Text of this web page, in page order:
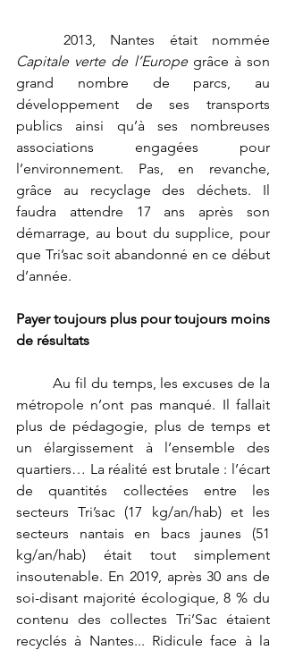
Capitale verte de l’Europe grâce à son
grand nombre de parcs, au
développement de ses transports
publics ainsi qu’à ses nombreuses
associations engagées pour
l’environnement. Pas, en revanche,
grâce au recyclage des déchets. Il
faudra attendre 17 ans après son
démarrage, au bout du supplice, pour
que Tri’sac soit abandonné en ce début
d’année.
Payer toujours plus pour toujours moins
de résultats
métropole n’ont pas manqué. Il fallait
plus de pédagogie, plus de temps et
un élargissement à l’ensemble des
quartiers… La réalité est brutale : l’écart
de quantités collectées entre les
secteurs Tri’sac (17 kg/an/hab) et les
secteurs nantais en bacs jaunes (51
kg/an/hab) était tout simplement
insoutenable. En 2019, après 30 ans de
soi-disant majorité écologique, 8 % du
contenu des collectes Tri’Sac étaient
recyclés à Nantes... Ridicule face à la